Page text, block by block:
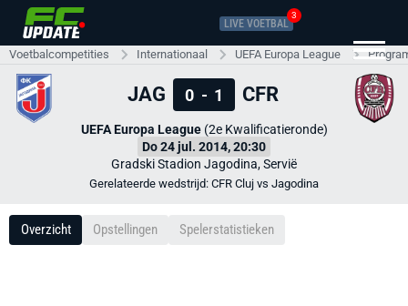
LIVE VOETBAL
3
Voetbalcompetities Internationaal UEFA Europa League
JAG 0 - 1 CFR
UEFA Europa League(2e Kwalificatieronde)
Do 24 jul. 2014, 20:30
Gradski Stadion Jagodina, Servië
Gerelateerde wedstrijd: CFR Cluj vs Jagodina
Overzicht Opstellingen Spelerstatistieken